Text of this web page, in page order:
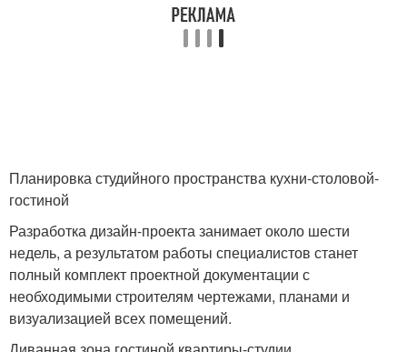
Планировка студийного пространства кухни-столовой-
гостиной
Разработка дизайн-проекта занимает около шести
недель, а результатом работы специалистов станет
полный комплект проектной документации с
необходимыми строителям чертежами, планами и
визуализацией всех помещений.